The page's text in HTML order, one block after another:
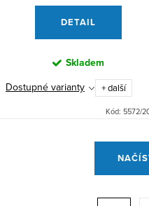
DETAIL
Skladem
Dostupné varianty
+ další
Kód: 5572/